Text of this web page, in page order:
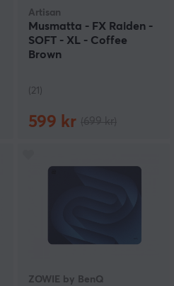
Artisan
Musmatta - FX Raiden -
SOFT - XL - Coffee
Brown
(21)
599 kr
ZOWIE by BenQ